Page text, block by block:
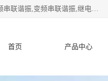
武汉鄂电电力试验设备有限公司专门从事电力电气设备和仪器仪表的设计与制造,主要研发生产工频串联谐振,变频串联谐振,继电保护测试仪,电缆故障测试仪,直流电阻测试仪,接地电阻测试仪等一百多种高品质产品.坚持奉行"质量一,客户至上"的服务宗旨。
首页 产品中心